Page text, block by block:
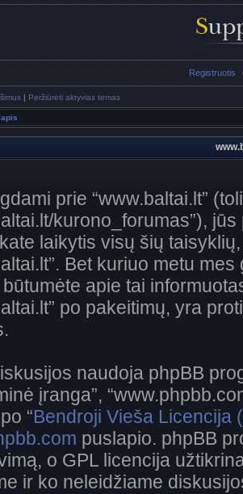
Registruotis
| Peržiūrėti aktyvias temas
prie “www.baltai.lt”
kurono_forumas”),
laikytis visų šių
Bet kuriuo metu
apie tai
po pakeitimų, yra
naudoja phpBB
įranga”,
“Bendroji Vieša Licencija
puslapio. phpBB
o GPL licencija
ir ko neleidžiame